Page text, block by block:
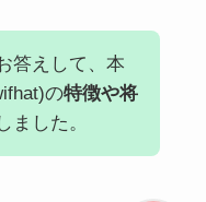
答えして、本
の特徴や将
ました。